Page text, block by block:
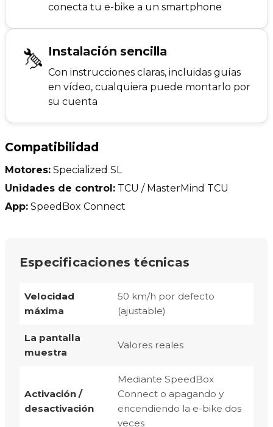
conecta tu e-bike a un smartphone
Instalación sencilla
Con instrucciones claras, incluidas guías
en vídeo, cualquiera puede montarlo por
su cuenta
Compatibilidad
Motores: Specialized SL
Unidades de control: TCU / MasterMind TCU
App: SpeedBox Connect
Especificaciones técnicas
Velocidad
máxima
50 km/h por defecto
(ajustable)
La pantalla
muestra
Valores reales
Activación /
desactivación
Mediante SpeedBox
Connect o apagando y
encendiendo la e-bike dos
veces